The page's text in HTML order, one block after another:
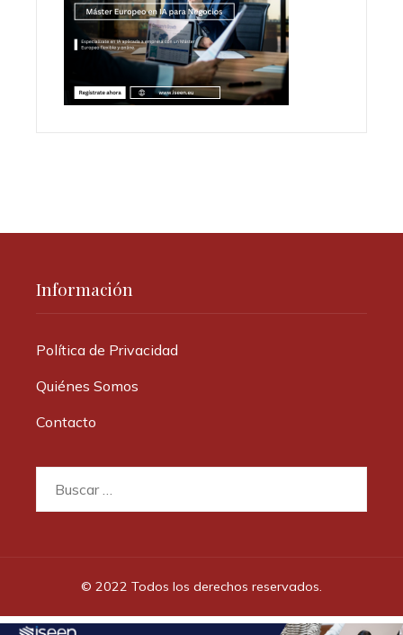
Información
Política de Privacidad
Quiénes Somos
Contacto
© 2022 Todos los derechos reservados.